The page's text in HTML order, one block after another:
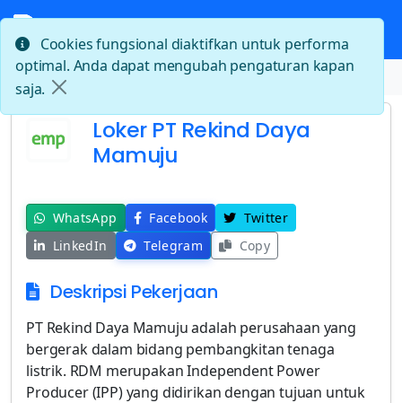
Beranda Loker PT Rekind Daya Mamuju
Loker PT Rekind Daya
Mamuju
WhatsApp Facebook
Twitter
LinkedIn
Telegram Copy
Deskripsi Pekerjaan
PT Rekind Daya Mamuju adalah perusahaan yang
bergerak dalam bidang pembangkitan tenaga
listrik. RDM merupakan Independent Power
Producer (IPP) yang didirikan dengan tujuan untuk
Cookies fungsional diaktifkan untuk performa
optimal. Anda dapat mengubah pengaturan kapan
saja.